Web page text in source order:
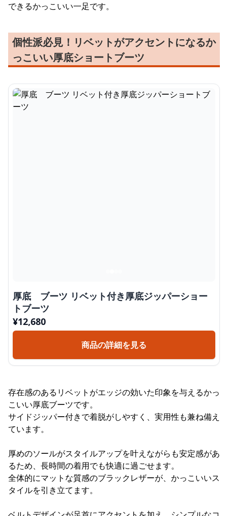
できるかっこいい一足です。
個性派必見！リベットがアクセントになるか
っこいい厚底ショートブーツ
厚底 ブーツ リベット付き厚底ジッパーショー
トブーツ
¥12,680
商品の詳細を見る
存在感のあるリベットがエッジの効いた印象を与えるかっ
こいい厚底ブーツです。
サイドジッパー付きで着脱がしやすく、実用性も兼ね備え
ています。
厚めのソールがスタイルアップを叶えながらも安定感があ
るため、長時間の着用でも快適に過ごせます。
全体的にマットな質感のブラックレザーが、かっこいいス
タイルを引き立てます。